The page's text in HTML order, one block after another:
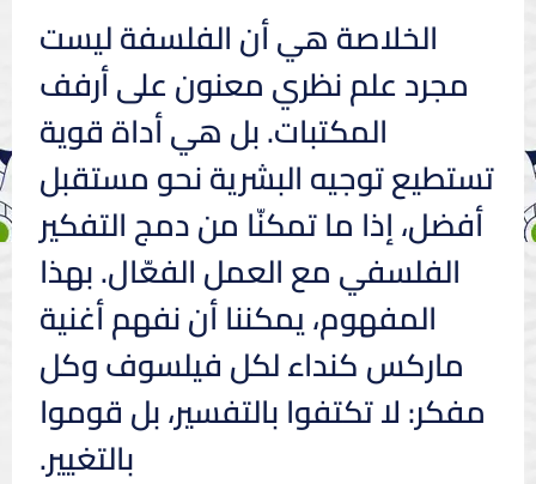
الخلاصة هي أن الفلسفة ليست
مجرد علم نظري معنون على أرفف
المكتبات. بل هي أداة قوية
تستطيع توجيه البشرية نحو مستقبل
أفضل، إذا ما تمكنّا من دمج التفكير
الفلسفي مع العمل الفعّال. بهذا
المفهوم، يمكننا أن نفهم أغنية
ماركس كنداء لكل فيلسوف وكل
مفكر: لا تكتفوا بالتفسير، بل قوموا
بالتغيير.